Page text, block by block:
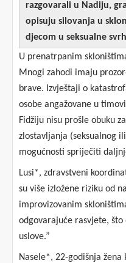
razgovarali u Nadiju,
opisuju silovanja u
djecom u seksualne
U prenatrpanim
Mnogi zahodi imaju
brave. Izvještaji o
osobe angažovane u
Fidžiju nisu prošle obuku
zlostavljanja (seksualnog
mogućnosti spriječiti
Lusi*, zdravstveni
su više izložene riziku od
improvizovanim
odgovarajuće rasvjete, što
uslove.”
Nasele*, 22-godišnja